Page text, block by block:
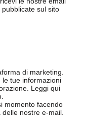
sul sito
di marketing.
le tue informazioni
Leggi qui
.
momento facendo
nostre e-mail.